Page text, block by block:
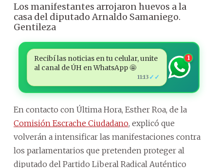
Los manifestantes arrojaron huevos a la
casa del diputado Arnaldo Samaniego.
Gentileza
Recibí las noticias en tu celular, unite
al canal de ÚH en WhatsApp 🤩
11:13 ✓✓
1
En contacto con Última Hora, Esther Roa, de la
Comisión Escrache Ciudadano, explicó que
volverán a intensificar las manifestaciones contra
los parlamentarios que pretenden proteger al
diputado del Partido Liberal Radical Auténtico